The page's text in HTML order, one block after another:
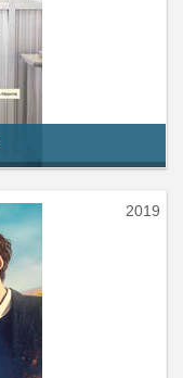
2019